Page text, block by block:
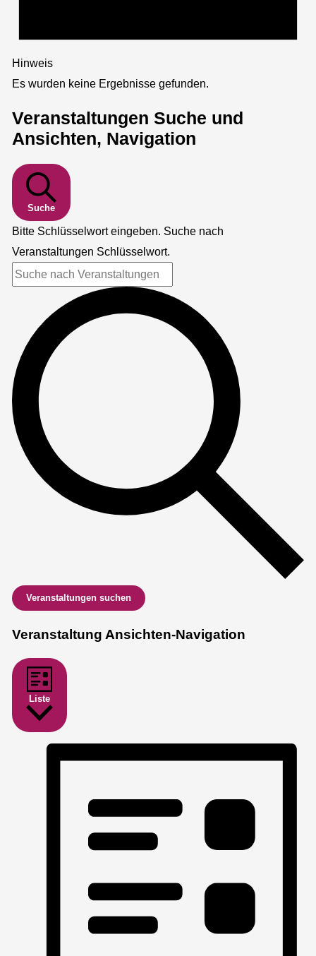
Hinweis
Es wurden keine Ergebnisse gefunden.
Veranstaltungen Suche und
Ansichten, Navigation
Suche
Bitte Schlüsselwort eingeben. Suche nach
Veranstaltungen Schlüsselwort.
Veranstaltungen suchen
Veranstaltung Ansichten-Navigation
Liste